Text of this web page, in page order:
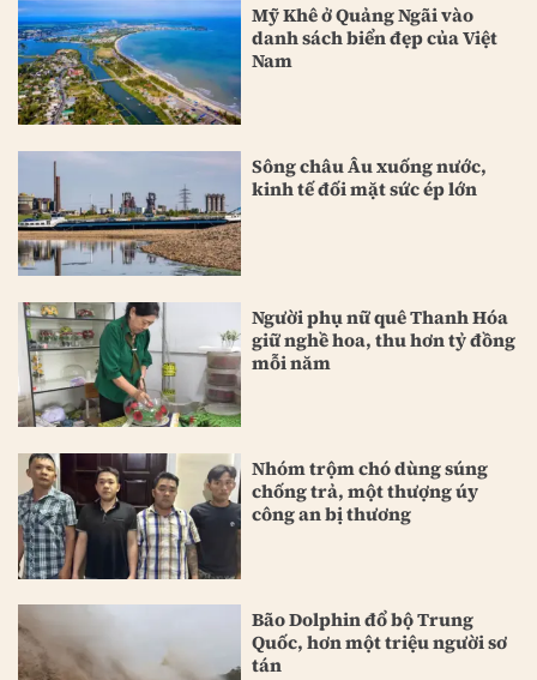
Mỹ Khê ở Quảng Ngãi vào
danh sách biển đẹp của Việt
Nam
Sông châu Âu xuống nước,
kinh tế đối mặt sức ép lớn
Người phụ nữ quê Thanh Hóa
giữ nghề hoa, thu hơn tỷ đồng
mỗi năm
Nhóm trộm chó dùng súng
chống trả, một thượng úy
công an bị thương
Bão Dolphin đổ bộ Trung
Quốc, hơn một triệu người sơ
tán